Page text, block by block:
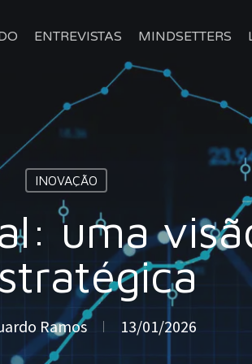
ENTREVISTAS MINDSETTERS
INOVAÇÃO
uma
Ramos 13/01/2026